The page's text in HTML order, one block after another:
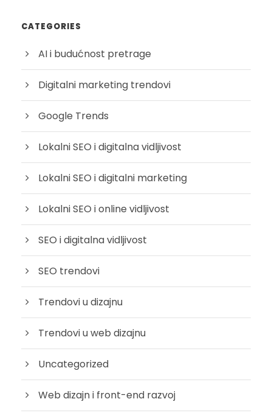
CATEGORIES
AI i budućnost pretrage
Digitalni marketing trendovi
Google Trends
Lokalni SEO i digitalna vidljivost
Lokalni SEO i digitalni marketing
Lokalni SEO i online vidljivost
SEO i digitalna vidljivost
SEO trendovi
Trendovi u dizajnu
Trendovi u web dizajnu
Uncategorized
Web dizajn i front-end razvoj